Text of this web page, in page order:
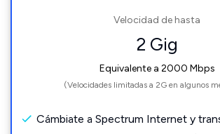
Velocidad de hasta
2 Gig
Equivalente a 2000 Mbps
(Velocidades limitadas a 2G en algunos
Cámbiate a Spectrum Internet y